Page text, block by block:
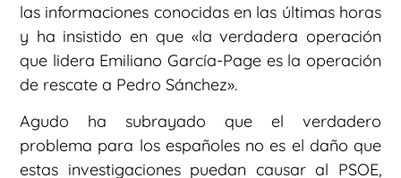
las informaciones conocidas en las últimas horas
y ha insistido en que «la verdadera operación
que lidera Emiliano García-Page es la operación
de rescate a Pedro Sánchez».
Agudo ha subrayado que el verdadero
problema para los españoles no es el daño que
estas investigaciones puedan causar al PSOE,